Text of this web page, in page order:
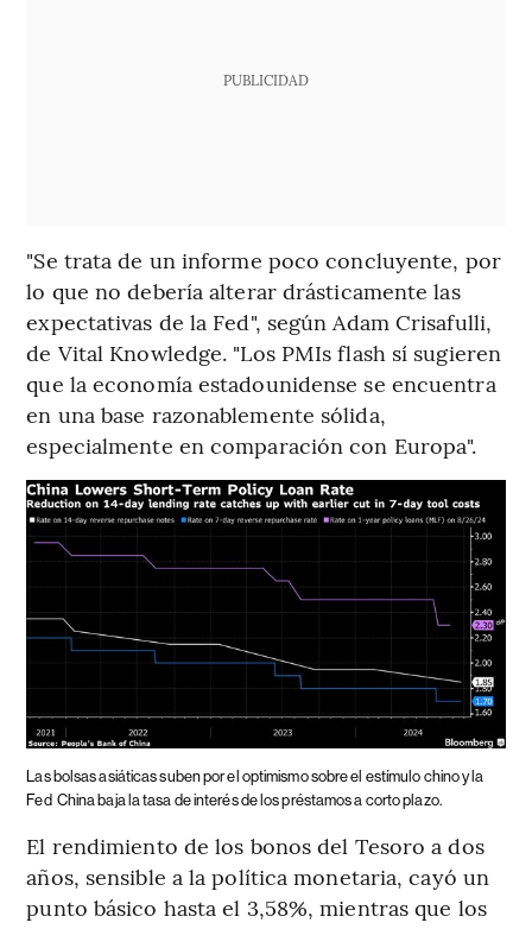
PUBLICIDAD
"Se trata de un informe poco concluyente, por
lo que no debería alterar drásticamente las
expectativas de la Fed", según Adam Crisafulli,
de Vital Knowledge. "Los PMIs flash sí sugieren
que la economía estadounidense se encuentra
en una base razonablemente sólida,
especialmente en comparación con Europa".
Las bolsas asiáticas suben por el optimismo sobre el estímulo chino y la
Fed China baja la tasa de interés de los préstamos a corto plazo.
El rendimiento de los bonos del Tesoro a dos
años, sensible a la política monetaria, cayó un
punto básico hasta el 3,58%, mientras que los